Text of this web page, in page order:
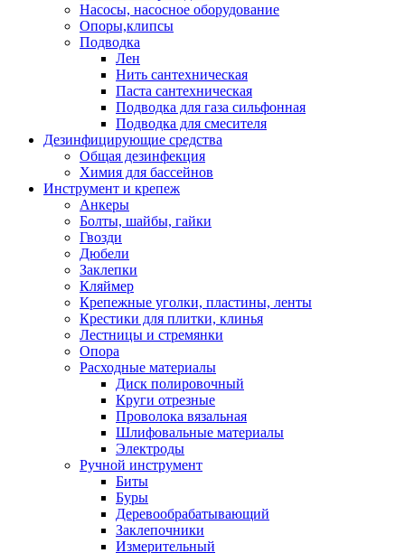
Насосы, насосное оборудование
Опоры,клипсы
Подводка
Лен
Нить сантехническая
Паста сантехническая
Подводка для газа сильфонная
Подводка для смесителя
Дезинфицирующие средства
Общая дезинфекция
Химия для бассейнов
Инструмент и крепеж
Анкеры
Болты, шайбы, гайки
Гвозди
Дюбели
Заклепки
Кляймер
Крепежные уголки, пластины, ленты
Крестики для плитки, клинья
Лестницы и стремянки
Опора
Расходные материалы
Диск полировочный
Круги отрезные
Проволока вязальная
Шлифовальные материалы
Электроды
Ручной инструмент
Биты
Буры
Деревообрабатывающий
Заклепочники
Измерительный